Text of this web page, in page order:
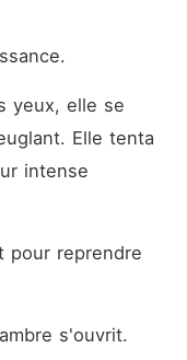
yeux, elle se
Elle tenta
intense
pour reprendre
s'ouvrit.